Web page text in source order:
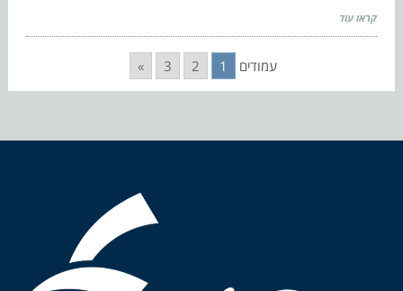
קראו עוד
עמודים 1
2
3
»